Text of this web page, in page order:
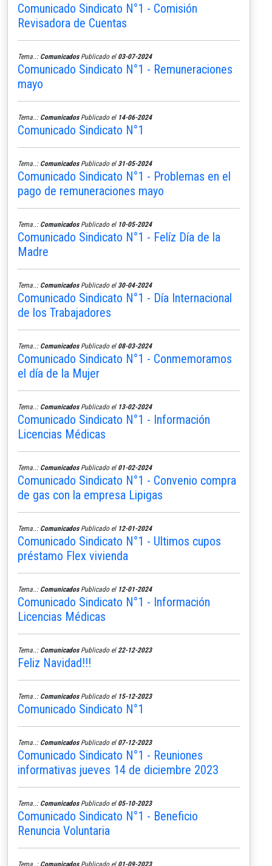
Comunicado Sindicato N°1 - Comisión
Revisadora de Cuentas
Tema..: ComunicadosPublicado el 03-07-2024
Comunicado Sindicato N°1 - Remuneraciones
mayo
Tema..: ComunicadosPublicado el 14-06-2024
Comunicado Sindicato N°1
Tema..: ComunicadosPublicado el 31-05-2024
Comunicado Sindicato N°1 - Problemas en el
pago de remuneraciones mayo
Tema..: ComunicadosPublicado el 10-05-2024
Comunicado Sindicato N°1 - Felíz Día de la
Madre
Tema..: ComunicadosPublicado el 30-04-2024
Comunicado Sindicato N°1 - Día Internacional
de los Trabajadores
Tema..: ComunicadosPublicado el 08-03-2024
Comunicado Sindicato N°1 - Conmemoramos
el día de la Mujer
Tema..: ComunicadosPublicado el 13-02-2024
Comunicado Sindicato N°1 - Información
Licencias Médicas
Tema..: ComunicadosPublicado el 01-02-2024
Comunicado Sindicato N°1 - Convenio compra
de gas con la empresa Lipigas
Tema..: ComunicadosPublicado el 12-01-2024
Comunicado Sindicato N°1 - Ultimos cupos
préstamo Flex vivienda
Tema..: ComunicadosPublicado el 12-01-2024
Comunicado Sindicato N°1 - Información
Licencias Médicas
Tema..: ComunicadosPublicado el 22-12-2023
Feliz Navidad!!!
Tema..: ComunicadosPublicado el 15-12-2023
Comunicado Sindicato N°1
Tema..: ComunicadosPublicado el 07-12-2023
Comunicado Sindicato N°1 - Reuniones
informativas jueves 14 de diciembre 2023
Tema..: ComunicadosPublicado el 05-10-2023
Comunicado Sindicato N°1 - Beneficio
Renuncia Voluntaria
Tema..: ComunicadosPublicado el 01-09-2023